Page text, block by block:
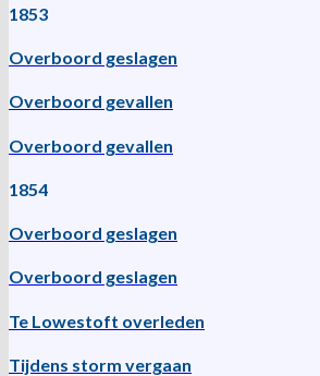
1853
Overboord geslagen
Overboord gevallen
Overboord gevallen
1854
Overboord geslagen
Overboord geslagen
Te Lowestoft overleden
Tijdens storm vergaan